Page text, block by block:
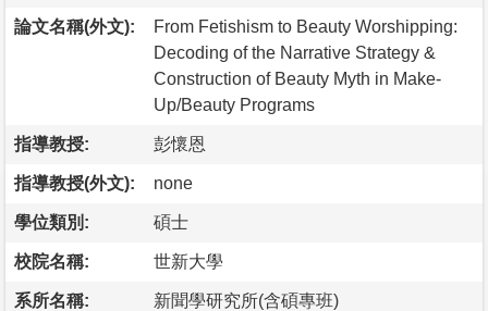
論文名稱(外文):
From Fetishism to Beauty Worshipping:
Decoding of the Narrative Strategy &
Construction of Beauty Myth in Make-
Up/Beauty Programs
指導教授: 彭懷恩
指導教授(外文): none
學位類別: 碩士
校院名稱: 世新大學
系所名稱: 新聞學研究所(含碩專班)